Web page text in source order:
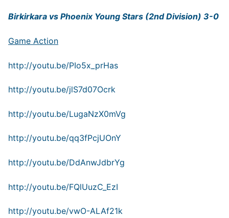
Birkirkara vs Phoenix Young Stars (2nd Division) 3-0
Game Action
http://youtu.be/PIo5x_prHas
http://youtu.be/jlS7d07Ocrk
http://youtu.be/LugaNzX0mVg
http://youtu.be/qq3fPcjUOnY
http://youtu.be/DdAnwJdbrYg
http://youtu.be/FQlUuzC_EzI
http://youtu.be/vwO-ALAf21k